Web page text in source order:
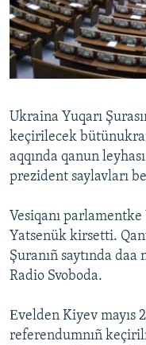
Русский
Українською
RFE/RS bütün
Ukraina Yuqarı
keçirilecek
aqqında qanun
prezident saylavları
Vesiqanı
Yatsenük kirsetti.
Şuranıñ saytında
Radio Svoboda.
Еvelden Kiyev mayıs
referendumnıñ